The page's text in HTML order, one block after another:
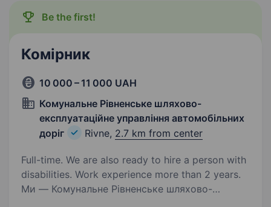
Be the first!
Комірник
10 000 – 11 000 UAH
Комунальне Рівненське шляхово-
експлуатаційне управління автомобільних
доріг
Rivne, 2.7 km from center
Full-time. We are also ready to hire a person with
disabilities. Work experience more than 2 years.
Ми — Комунальне Рівненське шляхово-